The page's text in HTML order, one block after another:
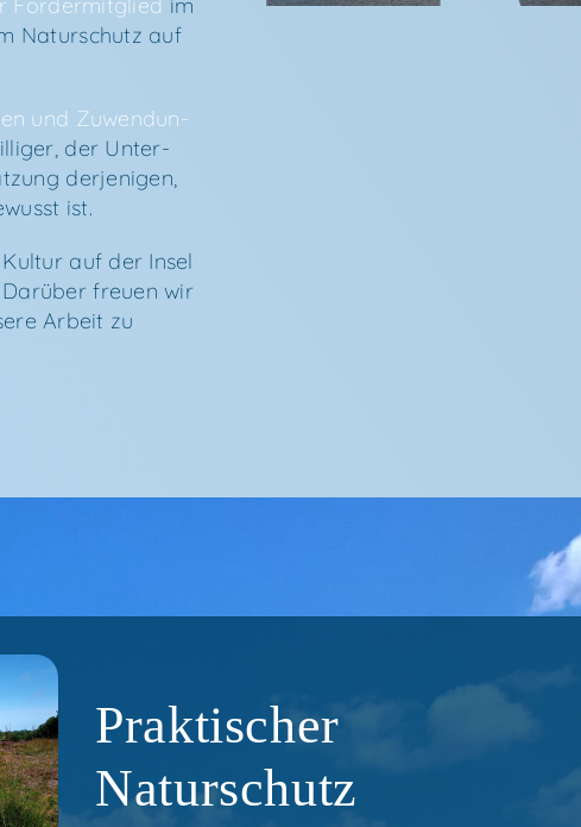
Natur­schutz auf
und Zuwen­dun­
der Unter­
der­je­ni­gen,
ist.
auf der Insel
freu­en wir
Arbeit zu
Prak­ti­scher
Naturschutz